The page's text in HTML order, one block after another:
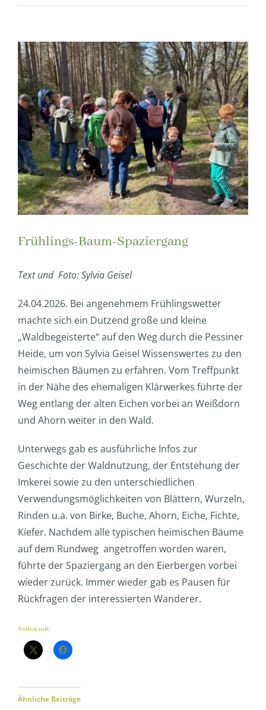
Zeige
grösseres
Bild
Frühlings-Baum-Spaziergang
Text und Foto: Sylvia Geisel
24.04.2026. Bei angenehmem Frühlingswetter
machte sich ein Dutzend große und kleine
„Waldbegeisterte“ auf den Weg durch die Pessiner
Heide, um von Sylvia Geisel Wissenswertes zu den
heimischen Bäumen zu erfahren. Vom Treffpunkt
in der Nähe des ehemaligen Klärwerkes führte der
Weg entlang der alten Eichen vorbei an Weißdorn
und Ahorn weiter in den Wald.
Unterwegs gab es ausführliche Infos zur
Geschichte der Waldnutzung, der Entstehung der
Imkerei sowie zu den unterschiedlichen
Verwendungsmöglichkeiten von Blättern, Wurzeln,
Rinden u.a. von Birke, Buche, Ahorn, Eiche, Fichte,
Kiefer. Nachdem alle typischen heimischen Bäume
auf dem Rundweg angetroffen worden waren,
führte der Spaziergang an den Eierbergen vorbei
wieder zurück. Immer wieder gab es Pausen für
Rückfragen der interessierten Wanderer.
Teilen mit:
Ähnliche Beiträge